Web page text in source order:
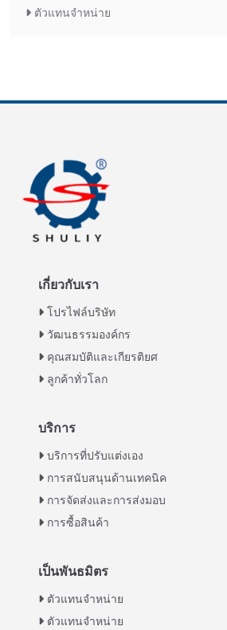
ตัวแทนจำหน่าย
เกี่ยวกับเรา
โปรไฟล์บริษัท
วัฒนธรรมองค์กร
คุณสมบัติและเกียรติยศ
ลูกค้าทั่วโลก
บริการ
บริการที่ปรับแต่งเอง
การสนับสนุนด้านเทคนิค
การจัดส่งและการส่งมอบ
การซื้อสินค้า
เป็นพันธมิตร
ตัวแทนจำหน่าย
ตัวแทนจำหน่าย
Urdu
Greek
Italian